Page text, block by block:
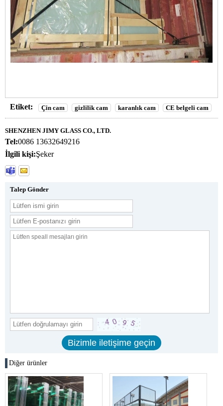
Etiket: Çin cam gizlilik cam karanlık cam CE belgeli cam
SHENZHEN JIMY GLASS CO., LTD.
Tel:0086 13632649216
İlgili kişi:Şeker
Talep Gönder
Diğer ürünler